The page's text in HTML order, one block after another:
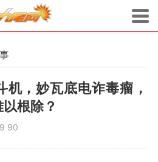
机，妙瓦底电诈毒瘤，
根除？
90